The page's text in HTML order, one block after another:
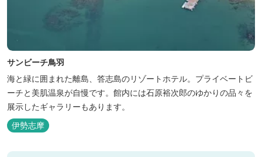
サンビーチ鳥羽
海と緑に囲まれた離島、答志島のリゾートホテル。プライベートビ
ーチと美肌温泉が自慢です。館内には石原裕次郎のゆかりの品々を
展示したギャラリーもあります。
伊勢志摩